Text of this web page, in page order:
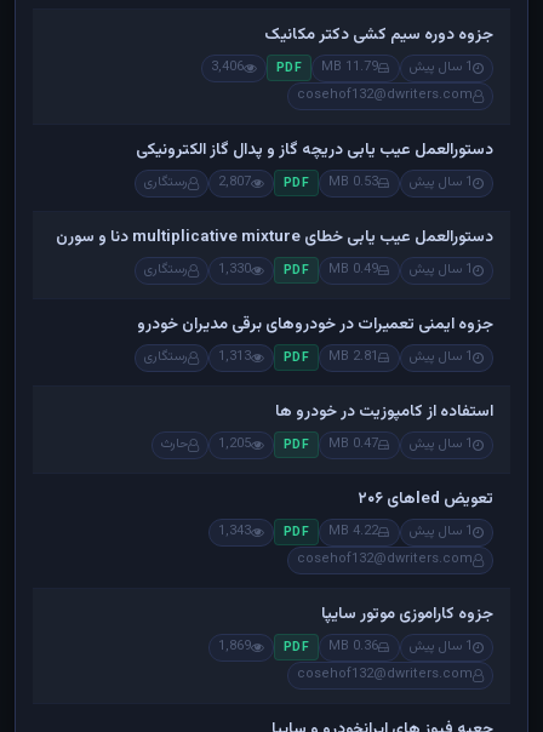
جزوه دوره سیم کشی دکتر مکانیک
1 سال پیش 11.79 MB
PDF
3,406
cosehof132@dwriters.com
دستورالعمل عیب یابی دریچه گاز و پدال گاز الکترونیکی
1 سال پیش 0.53 MB
PDF
2,807 رستگاری
دستورالعمل عیب یابی خطای multiplicative mixture دنا و سورن
1 سال پیش 0.49 MB
PDF
1,330 رستگاری
جزوه ایمنی تعمیرات در خودروهای برقی مدیران خودرو
1 سال پیش 2.81 MB
PDF
1,313 رستگاری
استفاده از کامپوزیت در خودرو ها
1 سال پیش 0.47 MB
PDF
1,205 حارث
تعویض ledهای ۲۰۶
1 سال پیش 4.22 MB
PDF
1,343
cosehof132@dwriters.com
جزوه کاراموزی موتور سایپا
1 سال پیش 0.36 MB
PDF
1,869
cosehof132@dwriters.com